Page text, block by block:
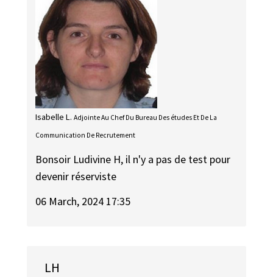
Isabelle L. Adjointe Au Chef Du Bureau Des études Et De La
Communication De Recrutement
Bonsoir Ludivine H, il n'y a pas de test pour
devenir réserviste
06 March, 2024 17:35
LH